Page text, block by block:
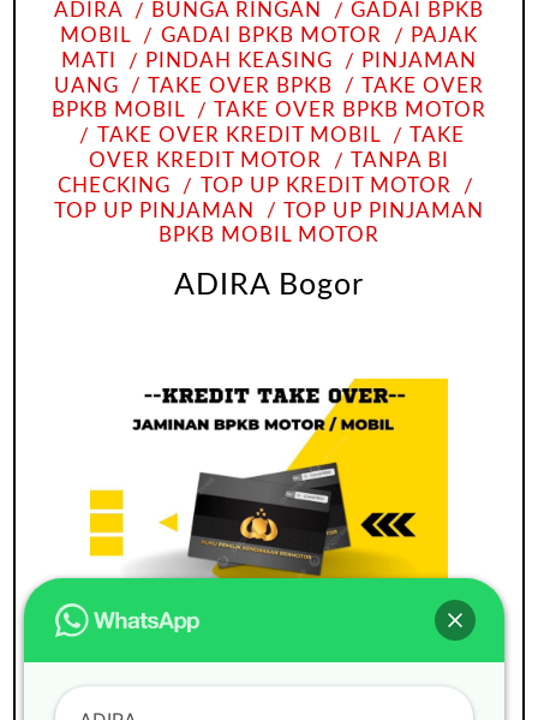
ADIRA BUNGA RINGAN
GADAI BPKB
MOBIL
GADAI BPKB MOTOR
PAJAK
MATI
PINDAH KEASING
PINJAMAN
UANG
TAKE OVER BPKB
TAKE OVER
BPKB MOBIL
TAKE OVER BPKB MOTOR
TAKE OVER KREDIT MOBIL
TAKE
OVER KREDIT MOTOR
TANPA BI
CHECKING
TOP UP KREDIT MOTOR
TOP UP PINJAMAN
TOP UP PINJAMAN
BPKB MOBIL MOTOR
ADIRA Bogor
MOBIL
PINDAH KEASING